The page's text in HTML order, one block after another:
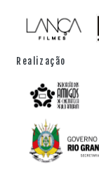
Realização